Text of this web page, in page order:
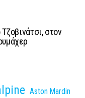
στον
Aston Mardin